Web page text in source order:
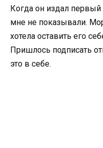
Когда он издал первый
мне не показывали.
хотела оставить его
Пришлось подписать
это в себе.